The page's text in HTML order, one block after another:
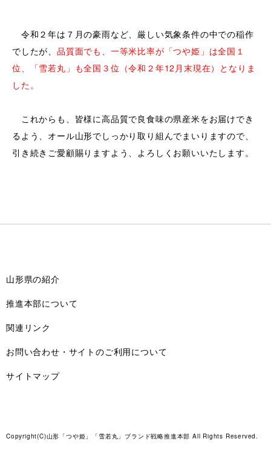
令和２年は７月の豪雨など、厳しい気象条件の中での稲作
でしたが、 品質面でも、一等米比率が「つや姫」は全国１
位、「雪若丸」も全国３位（令和２年12月末現在）となりま
した。
これからも、皆様に高品質で良食味の県産米をお届けでき
るよう、オール山形でしっかり取り組んでまいりますので、
引き続きご愛顧賜りますよう、よろしくお願いいたします。
山形県の紹介
推進本部について
関連リンク
お問い合わせ・サイトのご利用について
サイトマップ
Copyright(C)山形「つや姫」「雪若丸」ブランド戦略推進本部 All Rights Reserved.